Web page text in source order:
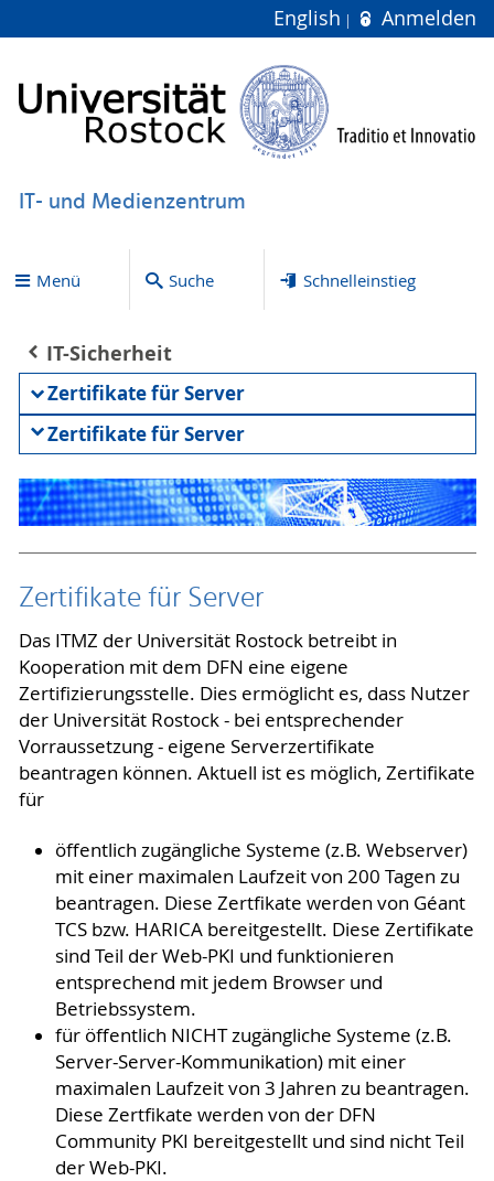
English Anmelden
IT- und Medienzentrum
Menü Suche Schnelleinstieg
IT-Sicherheit
Zertifikate für Server
Zertifikate für Server
Zertifikate für Server
Das ITMZ der Universität Rostock betreibt in
Kooperation mit dem DFN eine eigene
Zertifizierungsstelle. Dies ermöglicht es, dass Nutzer
der Universität Rostock - bei entsprechender
Vorraussetzung - eigene Serverzertifikate
beantragen können. Aktuell ist es möglich, Zertifikate
für
öffentlich zugängliche Systeme (z.B. Webserver)
mit einer maximalen Laufzeit von 200 Tagen zu
beantragen. Diese Zertfikate werden von Géant
TCS bzw. HARICA bereitgestellt. Diese Zertifikate
sind Teil der Web-PKI und funktionieren
entsprechend mit jedem Browser und
Betriebssystem.
für öffentlich NICHT zugängliche Systeme (z.B.
Server-Server-Kommunikation) mit einer
maximalen Laufzeit von 3 Jahren zu beantragen.
Diese Zertfikate werden von der DFN
Community PKI bereitgestellt und sind nicht Teil
der Web-PKI.